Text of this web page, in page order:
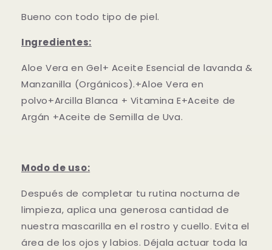
Bueno con todo tipo de piel.
Ingredientes:
Aloe Vera en Gel+ Aceite Esencial de lavanda &
Manzanilla (Orgánicos).+Aloe Vera en
polvo+Arcilla Blanca + Vitamina E+Aceite de
Argán +Aceite de Semilla de Uva.
Modo de uso:
Después de completar tu rutina nocturna de
limpieza, aplica una generosa cantidad de
nuestra mascarilla en el rostro y cuello. Evita el
área de los ojos y labios. Déjala actuar toda la